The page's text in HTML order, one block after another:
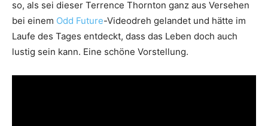
so, als sei dieser Terrence Thornton ganz aus Versehen
bei einem Odd Future-Videodreh gelandet und hätte im
Laufe des Tages entdeckt, dass das Leben doch auch
lustig sein kann. Eine schöne Vorstellung.